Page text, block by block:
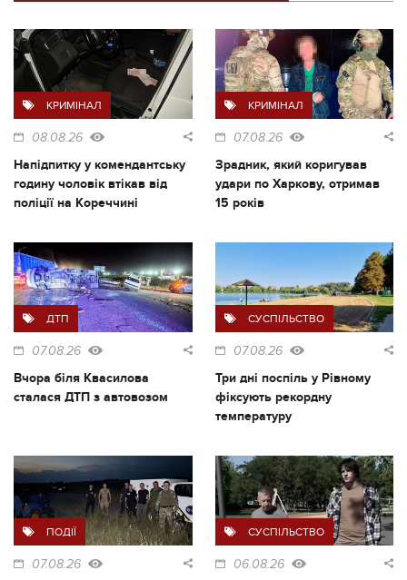
КРИМІНАЛ
08.08.26
Напідпитку у комендантську
годину чоловік втікав від
поліції на Кореччині
КРИМІНАЛ
07.08.26
Зрадник, який коригував
удари по Харкову, отримав
15 років
ДТП
07.08.26
Вчора біля Квасилова
сталася ДТП з автовозом
СУСПІЛЬСТВО
07.08.26
Три дні поспіль у Рівному
фіксують рекордну
температуру
ПОДІЇ
07.08.26
СУСПІЛЬСТВО
06.08.26